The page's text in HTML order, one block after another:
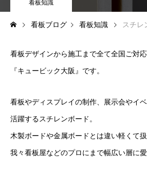
看板知識
看板ブログ 看板知識 スチレンボー
看板デザインから施工まで全て全国ご対応
『キュービック大阪』です。
看板やディスプレイの制作、展示会やイ
活躍するスチレンボード。
木製ボードや金属ボードとは違い軽くて
我々看板屋などのプロにまで幅広い層に愛